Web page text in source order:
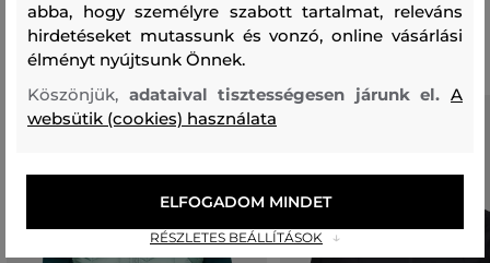
Ajánlott termékek
abba, hogy személyre szabott tartalmat, releváns
hirdetéseket mutassunk és vonzó, online vásárlási
élményt nyújtsunk Önnek.
Köszönjük, adataival tisztességesen járunk el.A
websütik (cookies) használata
RÉSZLETES BEÁLLÍTÁSOK
ELFOGADOM MINDET